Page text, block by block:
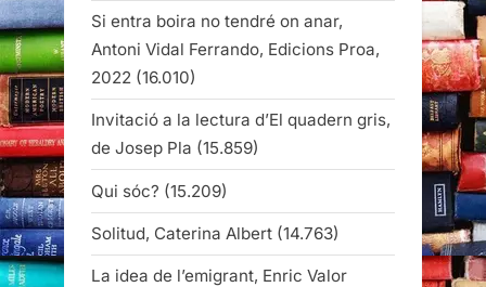
Si entra boira no tendré on anar,
Antoni Vidal Ferrando, Edicions Proa,
2022 (16.010)
Invitació a la lectura d’El quadern gris,
de Josep Pla (15.859)
Qui sóc? (15.209)
Solitud, Caterina Albert (14.763)
La idea de l’emigrant, Enric Valor